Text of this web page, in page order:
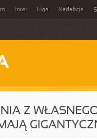
Inter Liga Redakcja
Z